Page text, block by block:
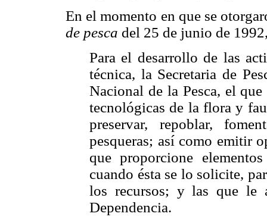
En el momento en que se
de pesca del 25 de junio de
Para el desarrollo de las
técnica, la Secretaria de
Nacional de la Pesca, el
tecnológicas de la flora y
preservar, repoblar,
pesqueras; así como emitir
que proporcione
cuando ésta se lo solicite,
los recursos; y las que le
Dependencia.